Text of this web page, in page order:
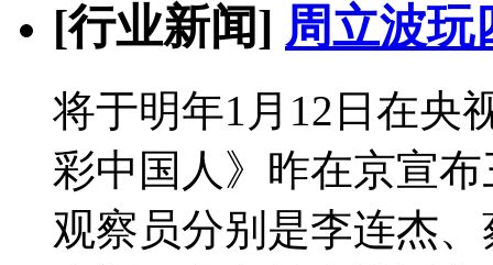
[行业新闻] 周立波玩
将于明年1月12日在央
彩中国人》昨在京宣
观察员分别是李连杰